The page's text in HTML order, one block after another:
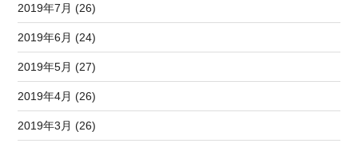
2019年7月 (26)
2019年6月 (24)
2019年5月 (27)
2019年4月 (26)
2019年3月 (26)